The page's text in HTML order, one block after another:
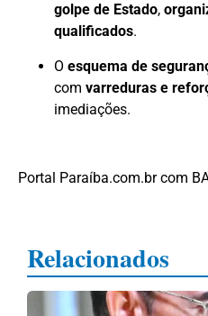
golpe de Estado,
qualificados.
O esquema de
com varreduras e
imediações.
Portal Paraíba.com.br com
Relacionados